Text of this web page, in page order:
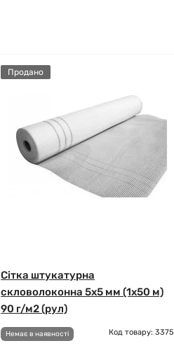
Продано
Сітка штукатурна
скловолоконна 5x5 мм (1x50 м)
90 г/м2 (рул)
Немає в наявності Код товару: 3375